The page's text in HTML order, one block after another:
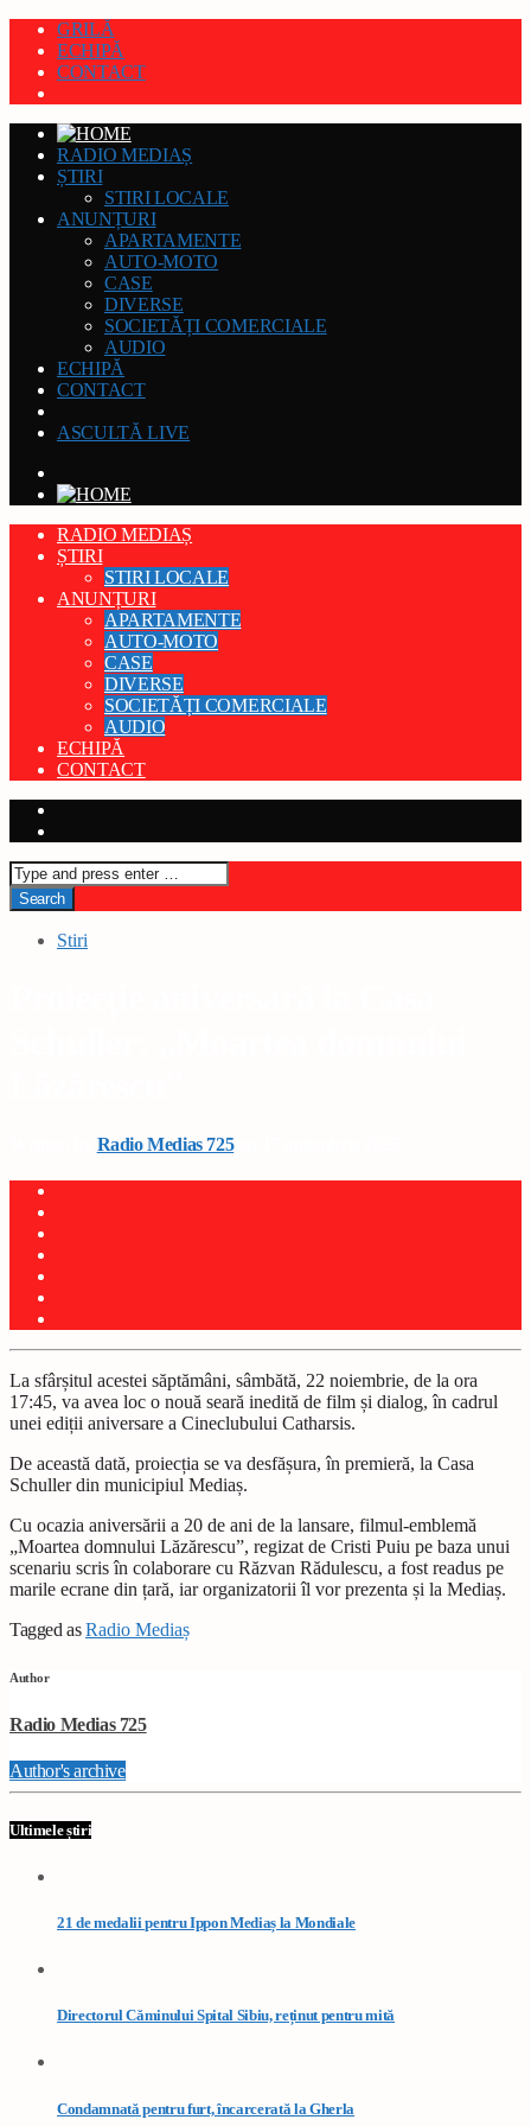
GRILĂ
ECHIPĂ
CONTACT
RADIO MEDIAȘ
ȘTIRI
STIRI LOCALE
ANUNȚURI
APARTAMENTE
AUTO-MOTO
CASE
DIVERSE
SOCIETĂȚI COMERCIALE
AUDIO
ECHIPĂ
CONTACT
ASCULTĂ LIVE
RADIO MEDIAȘ
ȘTIRI
STIRI LOCALE
ANUNȚURI
APARTAMENTE
AUTO-MOTO
CASE
DIVERSE
SOCIETĂȚI COMERCIALE
AUDIO
ECHIPĂ
CONTACT
Stiri
Radio Medias 725on 17 noiembrie 2025
La sfârșitul acestei săptămâni, sâmbătă, 22 noiembrie, de la ora
17:45, va avea loc o nouă seară inedită de film și dialog, în cadrul
unei ediții aniversare a Cineclubului Catharsis.
De această dată, proiecția se va desfășura, în premieră, la Casa
Schuller din municipiul Mediaș.
Cu ocazia aniversării a 20 de ani de la lansare, filmul-emblemă
„Moartea domnului Lăzărescu”, regizat de Cristi Puiu pe baza unui
scenariu scris în colaborare cu Răzvan Rădulescu, a fost readus pe
marile ecrane din țară, iar organizatorii îl vor prezenta și la Mediaș.
Tagged asRadio Mediaș
Author
Radio Medias 725
Author's archive
Ultimele știri
21 de medalii pentru Ippon Mediaș la Mondiale
Directorul Căminului Spital Sibiu, reținut pentru mită
Condamnată pentru furt, încarcerată la Gherla